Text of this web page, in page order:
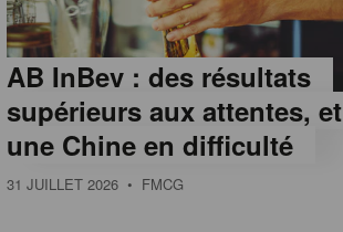
AB InBev : des résultats
supérieurs aux attentes, et
une Chine en difficulté
31 JUILLET 2026 • FMCG